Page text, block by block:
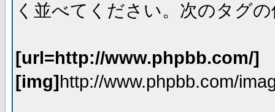
く並べてください。次のタグ
[url=http://www.phpbb.com/]
[img]http://www.phpbb.com/